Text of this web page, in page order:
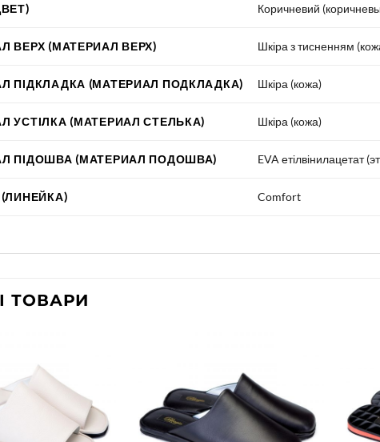
Коричневий
ВЕРХ (МАТЕРИАЛ ВЕРХ) Шкіра з тисненням
ПІДКЛАДКА (МАТЕРИАЛ ПОДКЛАДКА) Шкіра (кожа)
УСТІЛКА (МАТЕРИАЛ СТЕЛЬКА) Шкіра (кожа)
ПІДОШВА (МАТЕРИАЛ ПОДОШВА) EVA етілвінилацетат
(ЛИНЕЙКА) Comfort
ТОВАРИ